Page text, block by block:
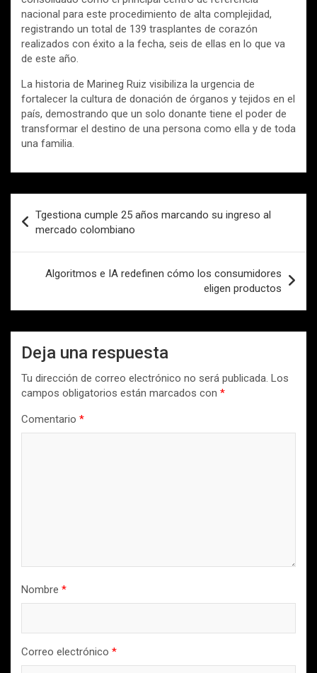
nacional para este procedimiento de alta complejidad,
registrando un total de 139 trasplantes de corazón
realizados con éxito a la fecha, seis de ellas en lo que va
de este año.
La historia de Marineg Ruiz visibiliza la urgencia de
fortalecer la cultura de donación de órganos y tejidos en el
país, demostrando que un solo donante tiene el poder de
transformar el destino de una persona como ella y de toda
una familia.
de
entradas
Tgestiona cumple 25 años marcando su ingreso al
mercado colombiano
Algoritmos e IA redefinen cómo los consumidores
eligen productos
Deja una respuesta
Tu dirección de correo electrónico no será publicada. Los
campos obligatorios están marcados con *
Comentario *
Nombre *
Correo electrónico *